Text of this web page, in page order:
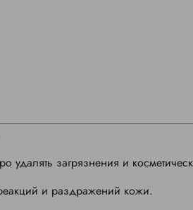
удалять загрязнения и
и раздражений кожи.